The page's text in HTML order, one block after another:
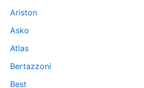
Ariston
Asko
Atlas
Bertazzoni
Best